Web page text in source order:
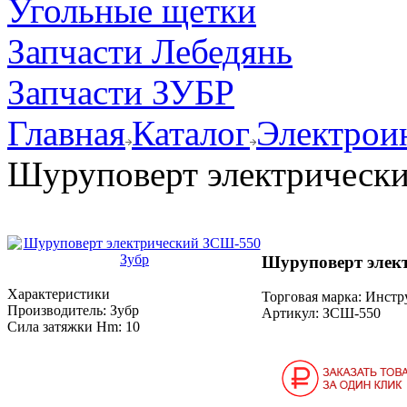
Угольные щетки
Запчасти Лебедянь
Запчасти ЗУБР
ГлавнаяКаталог
Шуруповерт
Характеристики
Производитель: Зубр
Сила затяжки Нm: 10
Шуруповерт
Торговая марка:
Артикул: ЗСШ-550